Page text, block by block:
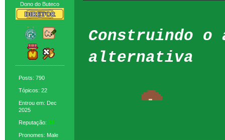
Dono do Buteco
Posts: 790
Tópicos: 22
Entrou em: Dec
2025
Reputação: 38
Pronomes: Male
Construindo o
alternativa